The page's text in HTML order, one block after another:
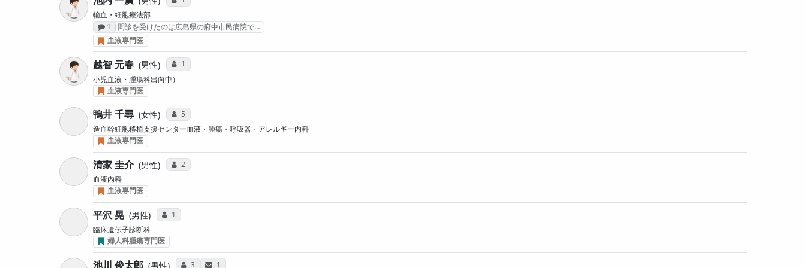
輸血・細胞療法部
感想投稿数
1
問診を受けたのは広島県の府中市民病院で…
血液専門医
越智 元春 男性 コミュニケーション・タイプ投票数
1
小児血液・腫瘍科出向中）
血液専門医
鴨井 千尋 女性 コミュニケーション・タイプ投票数
5
造血幹細胞移植支援センター血液・腫瘍・呼吸器・アレルギー内科
血液専門医
清家 圭介 男性 コミュニケーション・タイプ投票数
2
血液内科
血液専門医
平沢 晃 男性 コミュニケーション・タイプ投票数
1
臨床遺伝子診断科
婦人科腫瘍専門医
池川 俊太郎 男性 コミュニケーション・タイプ投票数
3 サンキューレター送付数
1